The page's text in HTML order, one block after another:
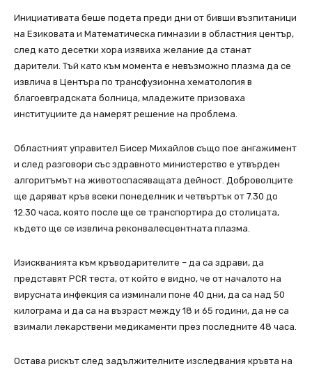
Инициативата беше подета преди дни от бивши възпитаници
на Езиковата и Математическа гимназии в областния център,
след като десетки хора изявиха желание да станат
дарители. Тъй като към момента е невъзможно плазма да се
извлича в Центъра по трансфузионна хематология в
благоевградската болница, младежите призоваха
институциите да намерят решение на проблема.
Областният управител Бисер Михайлов също пое ангажимент
и след разговори със здравното министерство е утвърден
алгоритъмът на животоспасяващата дейност. Доброволците
ще даряват кръв всеки понеделник и четвъртък от 7.30 до
12.30 часа, която после ще се транспортира до столицата,
където ще се извлича реконвалесцентната плазма.
Изискванията към кръводарителите – да са здрави, да
представят PCR теста, от който е видно, че от началото на
вирусната инфекция са изминали поне 40 дни, да са над 50
килограма и да са на възраст между 18 и 65 години, да не са
взимали лекарствени медикаменти през последните 48 часа.
Остава рискът след задължителните изследвания кръвта на